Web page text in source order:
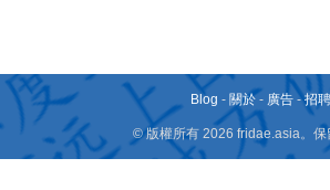
Blog - 關於 - 廣告 -招
© 版權所有 2026 fridae.asia。